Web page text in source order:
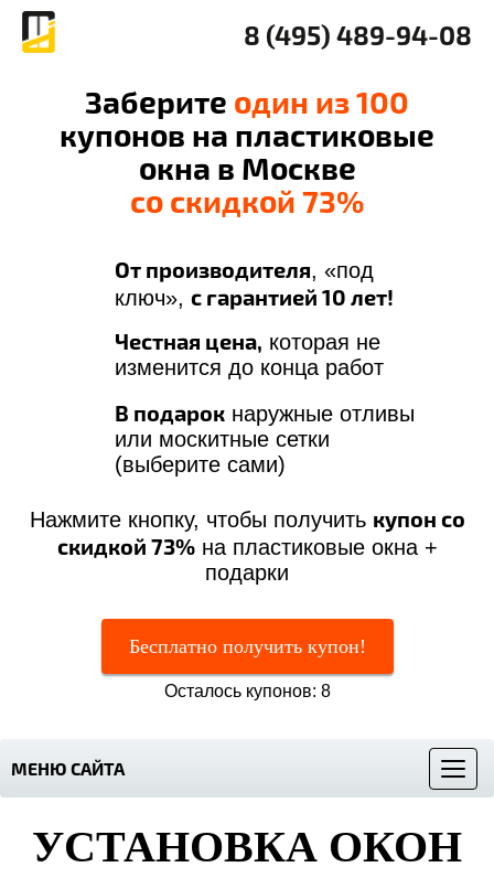
8 (495) 489-94-08
Заберите один из 100
купонов на пластиковые
окна в Москве
со скидкой 73%
От производителя, «под
ключ», с гарантией 10 лет!
Честная цена, которая не
изменится до конца работ
В подарок наружные отливы
или москитные сетки
(выберите сами)
Нажмите кнопку, чтобы получить купон со
скидкой 73%на пластиковые окна +
подарки
Бесплатно получить купон!
Осталось купонов: 8
Меню
МЕНЮ САЙТА
УСТАНОВКА ОКОН